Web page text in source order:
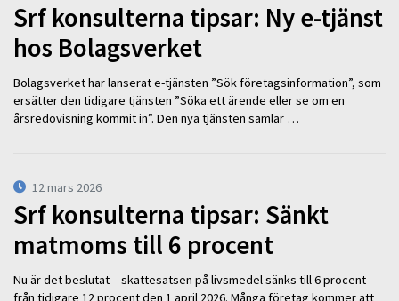
Srf konsulterna tipsar: Ny e-tjänst
hos Bolagsverket
Bolagsverket har lanserat e-tjänsten ”Sök företagsinformation”, som
ersätter den tidigare tjänsten ”Söka ett ärende eller se om en
årsredovisning kommit in”. Den nya tjänsten samlar …
12 mars 2026
Srf konsulterna tipsar: Sänkt
matmoms till 6 procent
Nu är det beslutat – skattesatsen på livsmedel sänks till 6 procent
från tidigare 12 procent den 1 april 2026. Många företag kommer att